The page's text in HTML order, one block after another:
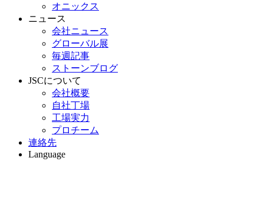
オニックス
ニュース
会社ニュース
グローバル展
毎週記事
ストーンブログ
JSCについて
会社概要
自社丁場
工場実力
プロチーム
連絡先
Language